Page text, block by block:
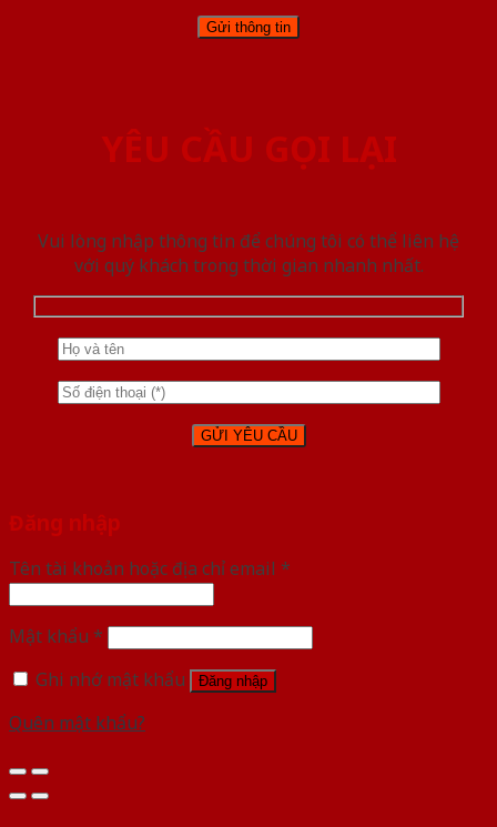
YÊU CẦU GỌI LẠI
Vui lòng nhập thông tin để chúng tôi có thể liên hệ
với quý khách trong thời gian nhanh nhất.
Đăng nhập
Tên tài khoản hoặc địa chỉ email *
Mật khẩu *
Ghi nhớ mật khẩu
Đăng nhập
Quên mật khẩu?